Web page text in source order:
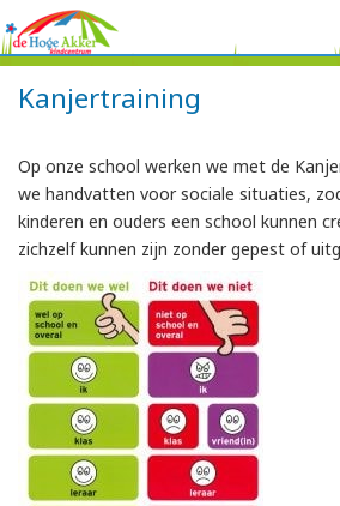
Home Zoeken Nieuws
Kanjertraining
Op onze school werken we met de
we handvatten voor sociale situaties,
kinderen en ouders een school kunnen
zichzelf kunnen zijn zonder gepest of